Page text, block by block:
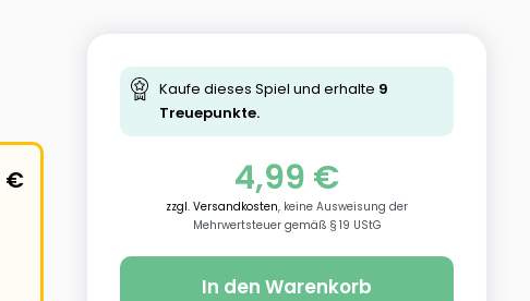
€
Kaufe dieses Spiel und erhalte 9
Treuepunkte.
4,99 €
zzgl. Versandkosten, keine Ausweisung der
Mehrwertsteuer gemäß § 19 UStG
In den Warenkorb